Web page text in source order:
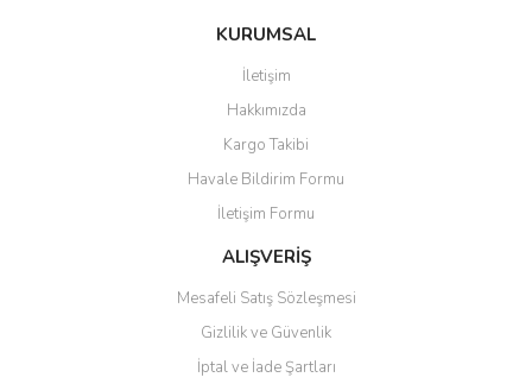
Bu ürüne ilk yorumu siz yapın!
Ürün resmi kalitesiz, bozuk veya görüntülenemiyor.
Ürün açıklamasında eksik bilgiler bulunuyor.
Ürün bilgilerinde hatalar bulunuyor.
Ürün fiyatı diğer sitelerden daha pahalı.
Bu ürüne benzer farklı alternatifler olmalı.
KURUMSAL
İletişim
Hakkımızda
Kargo Takibi
Havale Bildirim Formu
İletişim Formu
ALIŞVERİŞ
Mesafeli Satış Sözleşmesi
Gizlilik ve Güvenlik
İptal ve İade Şartları